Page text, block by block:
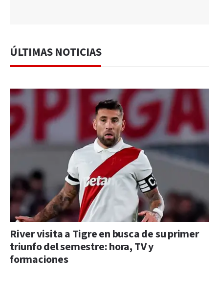
ÚLTIMAS NOTICIAS
River visita a Tigre en busca de su primer
triunfo del semestre: hora, TV y
formaciones